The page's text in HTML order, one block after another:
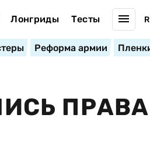
Лонгриды Тесты
Реформа армии
ПРАВА